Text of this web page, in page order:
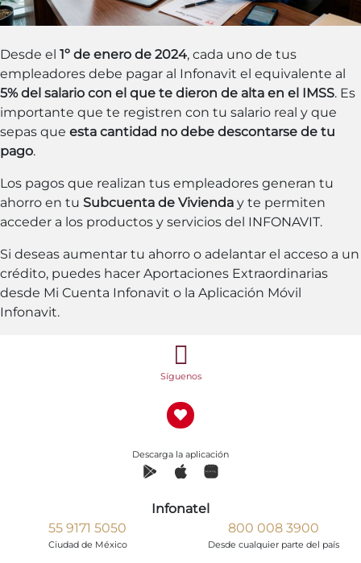
Desde el 1º de enero de 2024, cada uno de tus
empleadores debe pagar al Infonavit el equivalente al
5% del salario con el que te dieron de alta en el IMSS. Es
importante que te registren con tu salario real y que
sepas que esta cantidad no debe descontarse de tu
pago.
Los pagos que realizan tus empleadores generan tu
ahorro en tu Subcuenta de Vivienda y te permiten
acceder a los productos y servicios del INFONAVIT.
Si deseas aumentar tu ahorro o adelantar el acceso a un
crédito, puedes hacer Aportaciones Extraordinarias
desde Mi Cuenta Infonavit o la Aplicación Móvil
Infonavit.
Síguenos
Descarga la aplicación
Infonatel
55 9171 5050
Ciudad de México
800 008 3900
Desde cualquier parte del país